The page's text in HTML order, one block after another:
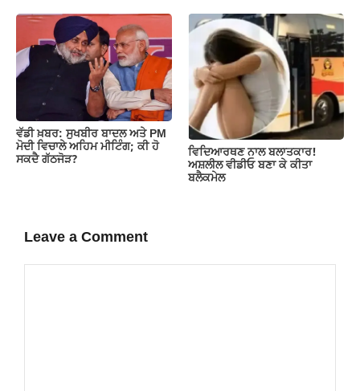
ਵੱਡੀ ਖ਼ਬਰ: ਸੁਖਬੀਰ ਬਾਦਲ ਅਤੇ PM
ਮੋਦੀ ਵਿਚਾਲੇ ਅਹਿਮ ਮੀਟਿੰਗ; ਕੀ ਹੋ
ਸਕਦੈ ਗੱਠਜੋੜ?
ਵਿਦਿਆਰਥਣ ਨਾਲ ਬਲਾਤਕਾਰ!
ਅਸ਼ਲੀਲ ਵੀਡੀਓ ਬਣਾ ਕੇ ਕੀਤਾ
ਬਲੈਕਮੇਲ
Leave a Comment